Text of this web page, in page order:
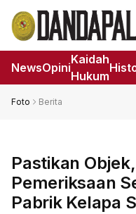
NewsOpini
Kaidah
Hukum
Foto Berita
Pastikan
Pemeriksaan
Pabrik Kelapa